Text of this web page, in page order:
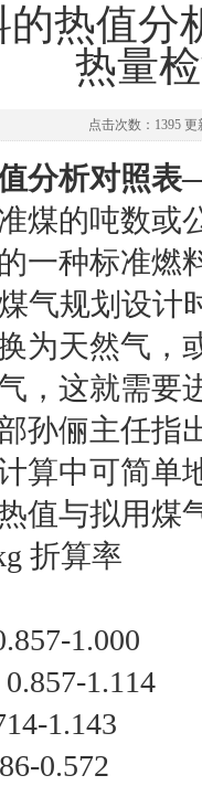
的热值
热量
点击次数：1395 更
分析对照
煤的吨数或
一种标准燃
气规划设
为天然气，
，这就需要
孙俪主任指
算中可简单
值与拟用煤
折算率
1.000
1.114
1.143
0.572